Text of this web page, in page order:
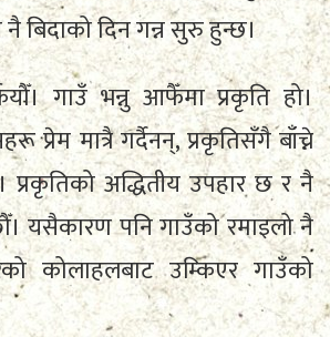
बिदाको दिन गन्न सुरु हुन्छ।
गाउँ भन्नु आफैँमा प्रकृति हो।
प्रेम मात्रै गर्दैनन्, प्रकृतिसँगै बाँच्ने
प्रकृतिको अद्धितीय उपहार छ र नै
यसैकारण पनि गाउँको रमाइलो नै
कोलाहलबाट उम्किएर गाउँको